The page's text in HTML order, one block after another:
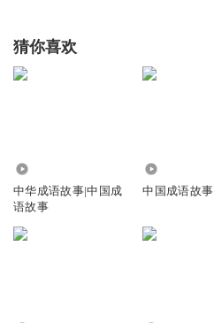
猜你喜欢
中华成语故事|中国成
语故事
中国成语故事